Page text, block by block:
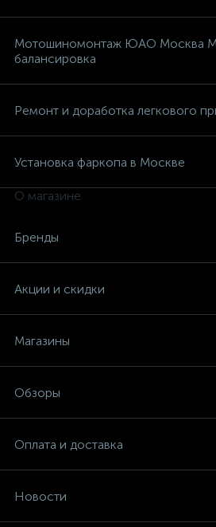
Мотошиномонтаж ЮАО Москва
балансировка
Ремонт и доработка легкового
Установка фаркопа в Москве
О магазине
Бренды
Акции и скидки
Магазины
Обзоры
Оплата и доставка
Новости